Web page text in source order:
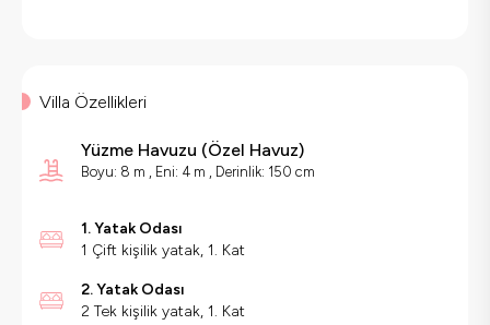
Villa Özellikleri
Yüzme Havuzu (Özel Havuz)
Boyu: 8 m , Eni: 4 m , Derinlik: 150 cm
1. Yatak Odası
1 Çift kişilik yatak, 1. Kat
2. Yatak Odası
2 Tek kişilik yatak, 1. Kat